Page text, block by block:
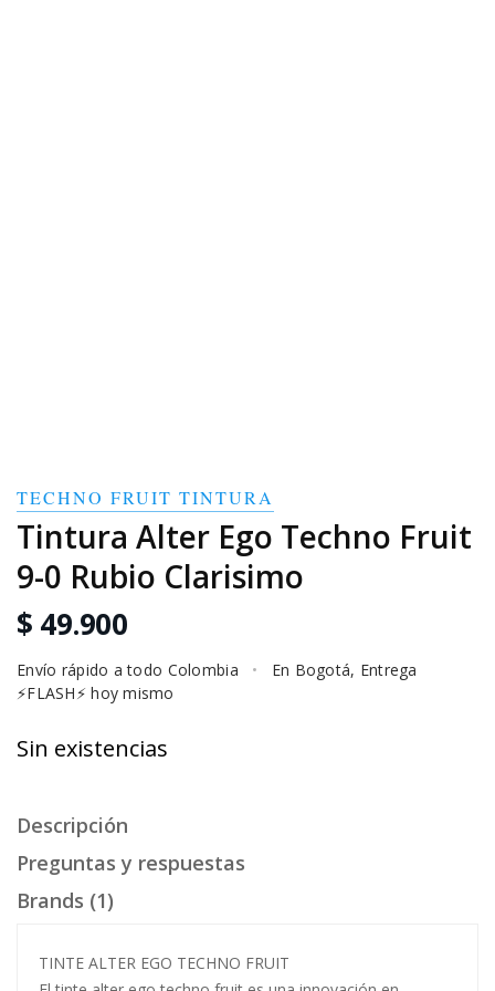
TECHNO FRUIT TINTURA
Tintura Alter Ego Techno Fruit
9-0 Rubio Clarisimo
$ 49.900
Envío rápido a todo Colombia •
En Bogotá, Entrega
⚡FLASH⚡ hoy mismo
Sin existencias
Descripción
Preguntas y respuestas
Brands (1)
TINTE ALTER EGO TECHNO FRUIT